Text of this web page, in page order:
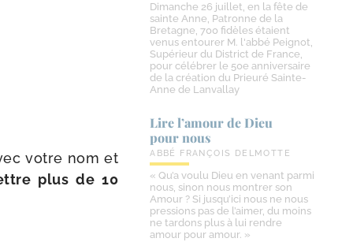
votre nom et
plus de 10
Dimanche 26 juillet, en la fête de
sainte Anne, Patronne de la
Bretagne, 700 fidèles étaient
venus entourer M. l'abbé Peignot,
Supérieur du District de France,
pour célébrer le 50e anniversaire
de la création du Prieuré Sainte-
Anne de Lanvallay
Lire l’amour de Dieu
pour nous
ABBÉ FRANÇOIS DELMOTTE
« Qu’a voulu Dieu en venant parmi
nous, sinon nous montrer son
Amour ? Si jusqu’ici nous ne nous
pressions pas de l’aimer, du moins
ne tardons plus à lui rendre
amour pour amour. »